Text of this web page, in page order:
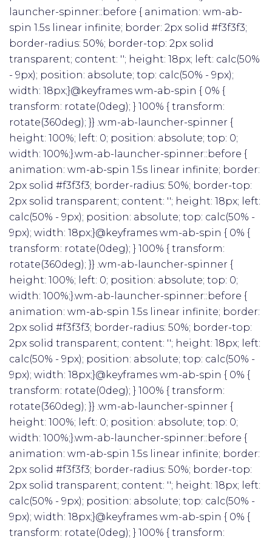
launcher-spinner::before { animation: wm-ab-
spin 1.5s linear infinite; border: 2px solid #f3f3f3;
border-radius: 50%; border-top: 2px solid
transparent; content: ''; height: 18px; left: calc(50%
- 9px); position: absolute; top: calc(50% - 9px);
width: 18px;}@keyframes wm-ab-spin { 0% {
transform: rotate(0deg); } 100% { transform:
rotate(360deg); }} .wm-ab-launcher-spinner {
height: 100%; left: 0; position: absolute; top: 0;
width: 100%;}.wm-ab-launcher-spinner::before {
animation: wm-ab-spin 1.5s linear infinite; border:
2px solid #f3f3f3; border-radius: 50%; border-top:
2px solid transparent; content: ''; height: 18px; left:
calc(50% - 9px); position: absolute; top: calc(50% -
9px); width: 18px;}@keyframes wm-ab-spin { 0% {
transform: rotate(0deg); } 100% { transform:
rotate(360deg); }} .wm-ab-launcher-spinner {
height: 100%; left: 0; position: absolute; top: 0;
width: 100%;}.wm-ab-launcher-spinner::before {
animation: wm-ab-spin 1.5s linear infinite; border:
2px solid #f3f3f3; border-radius: 50%; border-top:
2px solid transparent; content: ''; height: 18px; left:
calc(50% - 9px); position: absolute; top: calc(50% -
9px); width: 18px;}@keyframes wm-ab-spin { 0% {
transform: rotate(0deg); } 100% { transform:
rotate(360deg); }} .wm-ab-launcher-spinner {
height: 100%; left: 0; position: absolute; top: 0;
width: 100%;}.wm-ab-launcher-spinner::before {
animation: wm-ab-spin 1.5s linear infinite; border:
2px solid #f3f3f3; border-radius: 50%; border-top:
2px solid transparent; content: ''; height: 18px; left:
calc(50% - 9px); position: absolute; top: calc(50% -
9px); width: 18px;}@keyframes wm-ab-spin { 0% {
transform: rotate(0deg); } 100% { transform: